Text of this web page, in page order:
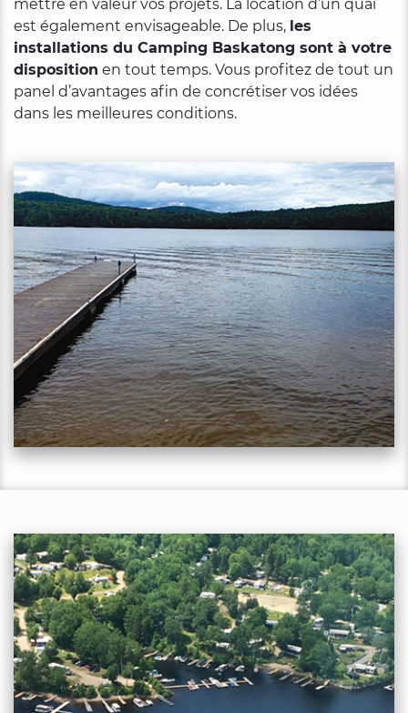
mettre en valeur vos projets. La location d’un quai
est également envisageable. De plus, les
installations du Camping Baskatong sont à votre
disposition en tout temps. Vous profitez de tout un
panel d’avantages afin de concrétiser vos idées
dans les meilleures conditions.